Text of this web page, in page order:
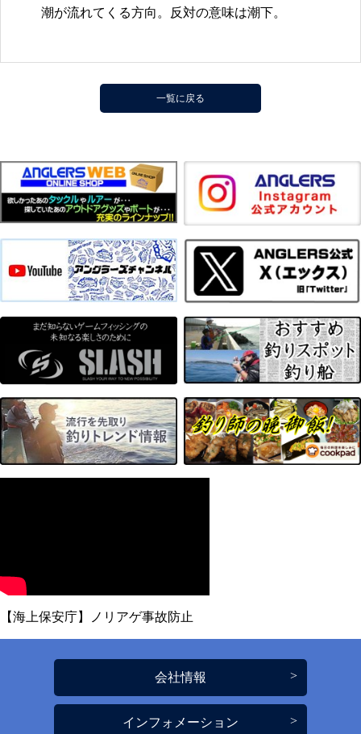
潮が流れてくる方向。反対の意味は潮下。
一覧に戻る
【海上保安庁】ノリアゲ事故防止
会社情報
インフォメーション